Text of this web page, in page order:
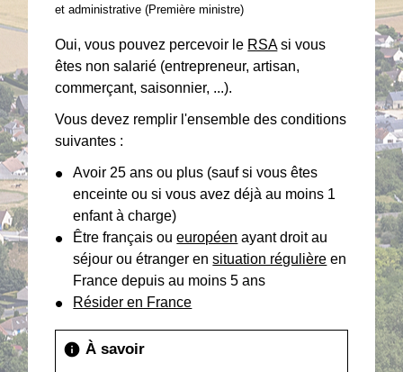
et administrative (Première ministre)
Oui, vous pouvez percevoir le RSAsi vous
êtes non salarié (entrepreneur, artisan,
commerçant, saisonnier, ...).
Vous devez remplir l'ensemble des conditions
suivantes :
Avoir 25 ans ou plus (sauf si vous êtes
enceinte ou si vous avez déjà au moins 1
enfant à charge)
Être français oueuropéen ayant droit au
séjour ou étranger ensituation régulière en
France depuis au moins 5 ans
Résider en France
info À savoir